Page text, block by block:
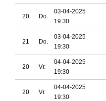
20 Do.
03-04-2025
19:30
21 Do.
03-04-2025
19:30
20 Vr.
04-04-2025
19:30
20 Vr.
04-04-2025
19:30